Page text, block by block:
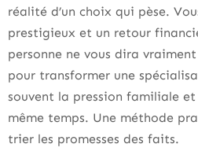
réalité d’un choix qui pèse.
prestigieux et un retour
personne ne vous dira
pour transformer une
souvent la pression familiale et
même temps. Une méthode
trier les promesses des faits.